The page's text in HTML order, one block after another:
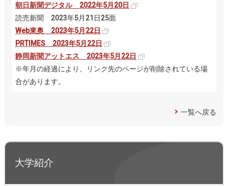
朝日新聞デジタル 2022年5月20日
読売新聞 2023年5月21日25面
Web東奥 2023年5月22日
PRTIMES 2023年5月22日
静岡新聞アットエス 2023年5月22日
※年月の経過により、リンク先のページが削除されている場
合があります。
一覧へ戻る
大学紹介